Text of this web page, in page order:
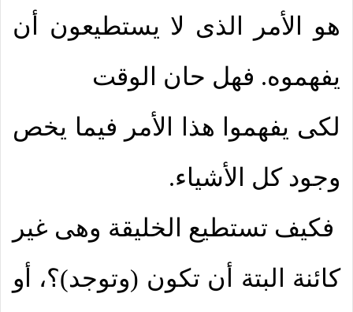
هو الأمر الذى لا يستطيعون أن
يفهموه. فهل حان الوقت
لكى يفهموا هذا الأمر فيما يخص
وجود كل الأشياء.
فكيف تستطيع الخليقة وهى غير
كائنة البتة أن تكون (وتوجد)؟، أو